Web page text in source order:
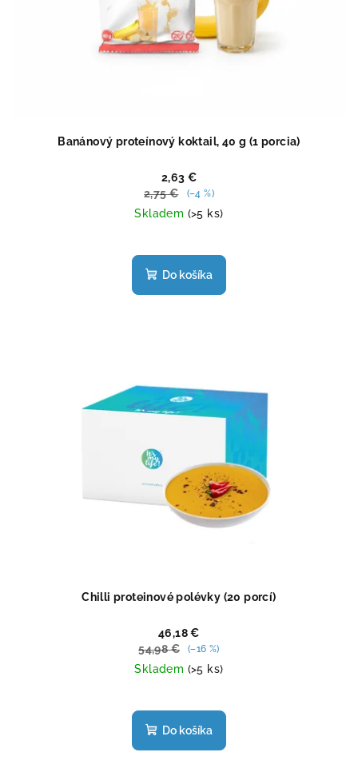
Banánový proteínový koktail, 40 g (1 porcia)
2,63 €
2,75 €
(–4 %)
Skladem (>5 ks)
hodnotenie
produktu
Do košíka
Chilli proteinové polévky (20 porcí)
46,18 €
54,98 €
(–16 %)
Skladem (>5 ks)
hodnotenie
produktu
Do košíka